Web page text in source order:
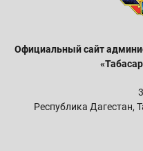
Официальный сайт
Республика Дагестан,